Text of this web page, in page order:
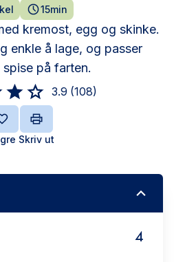
15min
kremost, egg og skinke.
enkle å lage, og passer
på farten.
3.9 (108)
Skriv ut
4